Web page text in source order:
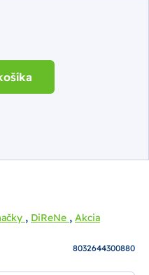
, DiReNe , Akcia
8032644300880